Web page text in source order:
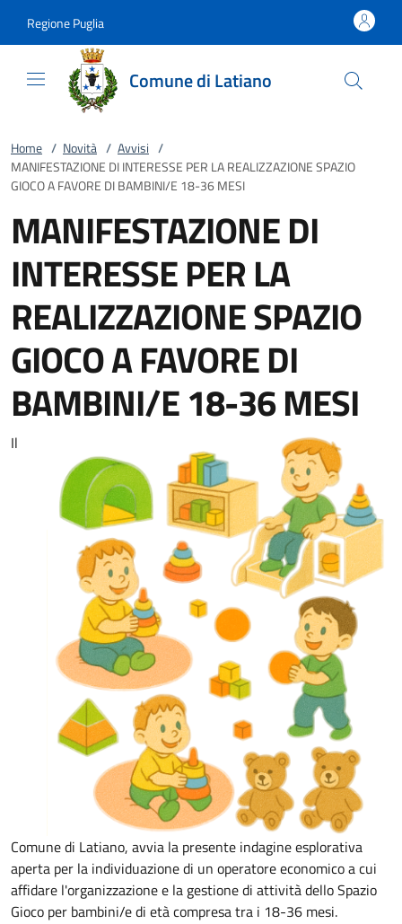
Regione Puglia
Comune di Latiano
Home / Novità / Avvisi /
MANIFESTAZIONE DI INTERESSE PER LA REALIZZAZIONE SPAZIO
GIOCO A FAVORE DI BAMBINI/E 18-36 MESI
MANIFESTAZIONE DI
INTERESSE PER LA
REALIZZAZIONE SPAZIO
GIOCO A FAVORE DI
BAMBINI/E 18-36 MESI
Il
Comune di Latiano, avvia la presente indagine esplorativa
aperta per la individuazione di un operatore economico a cui
affidare l'organizzazione e la gestione di attività dello Spazio
Gioco per bambini/e di età compresa tra i 18-36 mesi.